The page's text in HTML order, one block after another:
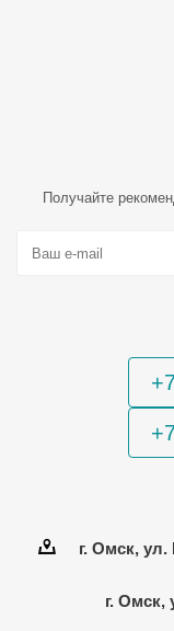
Получайте
г. Омск,
г. Омск,